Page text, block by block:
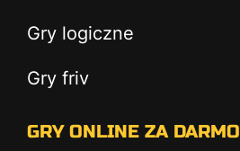
Gry logiczne
Gry friv
GRY ONLINE ZA DARMO